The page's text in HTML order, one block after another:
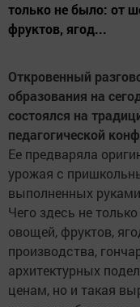
только не было: от
фруктов, ягод...
Откровенный
образования на
состоялся на
педагогической
Ее предваряла
урожая с
выполненных
Чего здесь не
овощей, фруктов,
производства,
архитектурных
ценам, но и такая